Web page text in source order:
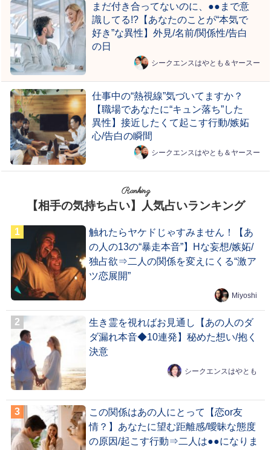
まだ付き合ってないのに、●●まで意
識してる!?【あなたのことが“本気で
好き”な異性】外見/名前/関係性/告白
の日
シークエンスはやとも＆ヤースー
仕事中の“熱視線”気づいてますか？
【職場であなたに“キュン落ち”した
異性】接近したくて起こす行動/嫉妬
心/告白の瞬間
シークエンスはやとも＆ヤースー
Ranking
【相手の気持ち占い】人気占いランキング
触れたらヤケドじゃすみません！【あ
の人の13の“暴走本音”】Hな妄想/嫉妬/
独占欲⇒二人の関係を変えにくる“激ア
ツ恋展開”
Miyoshi
生き霊を視ればお見通し【あの人のダ
ダ漏れ本音◆10連発】秘めた想い/抱く
決意
シークエンスはやとも
この関係はあの人にとって【恋or友
情？】あなたに望む距離感/曖昧な態度
の原因/起こす行動⇒二人は●●になりま